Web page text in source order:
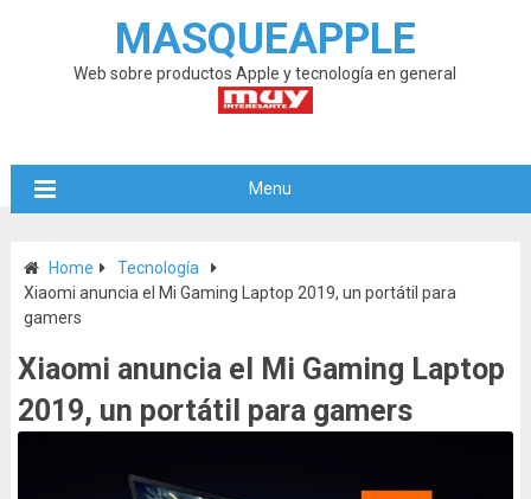
MASQUEAPPLE
Web sobre productos Apple y tecnología en general
Menu
Home
Tecnología
Xiaomi anuncia el Mi Gaming Laptop 2019, un portátil para
gamers
Xiaomi anuncia el Mi Gaming Laptop
2019, un portátil para gamers